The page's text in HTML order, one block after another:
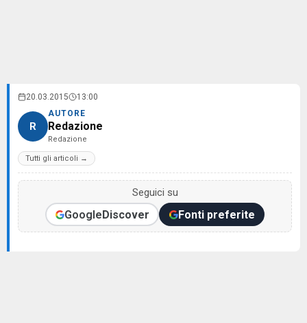
20.03.2015 13:00
R
AUTORE
Redazione
Redazione
Tutti gli articoli →
Seguici su
GoogleDiscover Fonti preferite